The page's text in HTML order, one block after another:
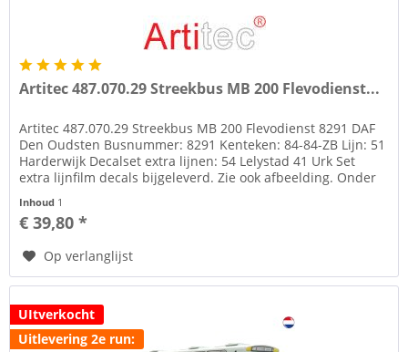
Artitec 487.070.29 Streekbus MB 200 Flevodienst...
Artitec 487.070.29 Streekbus MB 200 Flevodienst 8291 DAF
Den Oudsten Busnummer: 8291 Kenteken: 84-84-ZB Lijn: 51
Harderwijk Decalset extra lijnen: 54 Lelystad 41 Urk Set
extra lijnfilm decals bijgeleverd. Zie ook afbeelding. Onder
Inhoud 1
€ 39,80 *
Op verlanglijst
UItverkocht
Uitlevering 2e run: